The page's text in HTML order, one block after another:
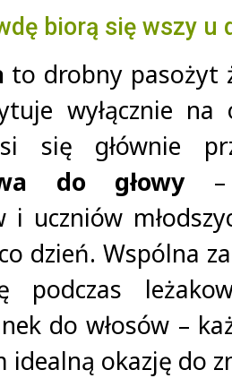
biorą się wszy u
to drobny pasożyt
wyłącznie na
się głównie
do głowy–
i uczniów
dzień. Wspólna
podczas
do włosów –
idealną okazję do